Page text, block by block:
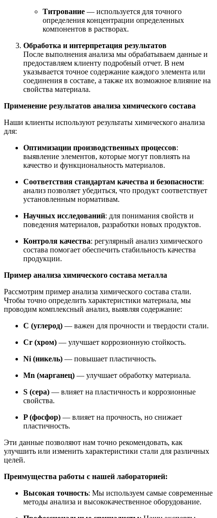
Титрование — используется для точного
определения концентрации определенных
компонентов в растворах.
Обработка и интерпретация результатов
После выполнения анализа мы обрабатываем данные и
предоставляем клиенту подробный отчет. В нем
указывается точное содержание каждого элемента или
соединения в составе, а также их возможное влияние на
свойства материала.
Применение результатов анализа химического состава
Наши клиенты используют результаты химического анализа
для:
Оптимизации производственных процессов:
выявление элементов, которые могут повлиять на
качество и функциональность материалов.
Соответствия стандартам качества и безопасности:
анализ позволяет убедиться, что продукт соответствует
установленным нормативам.
Научных исследований: для понимания свойств и
поведения материалов, разработки новых продуктов.
Контроля качества: регулярный анализ химического
состава помогает обеспечить стабильность качества
продукции.
Пример анализа химического состава металла
Рассмотрим пример анализа химического состава стали.
Чтобы точно определить характеристики материала, мы
проводим комплексный анализ, выявляя содержание:
C (углерод) — важен для прочности и твердости стали.
Cr (хром) — улучшает коррозионную стойкость.
Ni (никель) — повышает пластичность.
Mn (марганец) — улучшает обработку материала.
S (сера) — влияет на пластичность и коррозионные
свойства.
P (фосфор) — влияет на прочность, но снижает
пластичность.
Эти данные позволяют нам точно рекомендовать, как
улучшить или изменить характеристики стали для различных
целей.
Преимущества работы с нашей лабораторией:
Высокая точность: Мы используем самые современные
методы анализа и высококачественное оборудование.